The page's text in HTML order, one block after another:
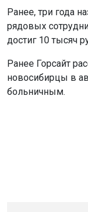
Ранее, три года
рядовых
достиг 10 тысяч
Ранее Горсайт
новосибирцы в
больничным.